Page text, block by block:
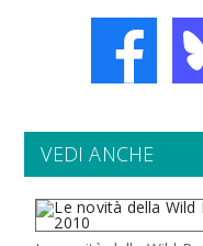
VEDI ANCHE